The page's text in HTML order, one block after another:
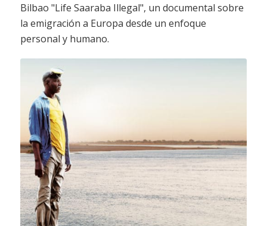
Bilbao "Life Saaraba Illegal", un documental sobre
la emigración a Europa desde un enfoque
personal y humano.